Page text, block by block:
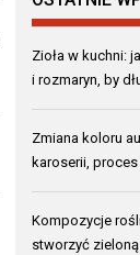
Zioła w kuchni:
i rozmaryn, by
Zmiana koloru
karoserii,
Kompozycje
stworzyć